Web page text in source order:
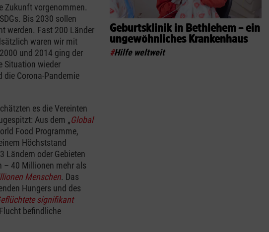
Zukunft vorgenommen.
Bis 2030 sollen
werden. Fast 200 Länder
waren wir mit
und 2014 ging der
Situation wieder
Corona-Pandemie
es die Vereinten
Aus dem „Global
Food Programme,
Höchststand
Ländern oder Gebieten
– 40 Millionen mehr als
Menschen. Das
Hungers und des
signifikant
befindliche
Geburtsklinik in Bethlehem – ein
ungewöhnliches Krankenhaus
#Hilfe weltweit